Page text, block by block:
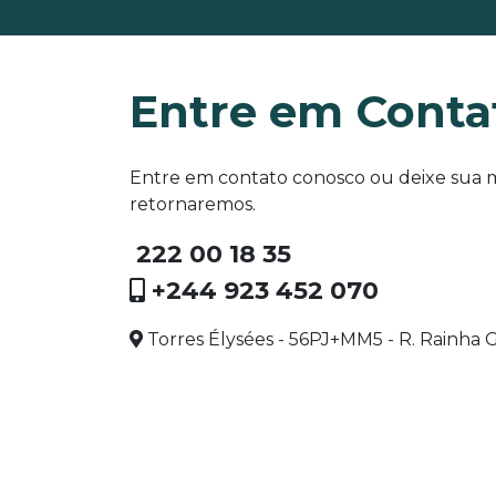
Entre em
Entre em contato conosco ou deixe sua
retornaremos.
222 00 18 35
+244 923 452 070
Torres Élysées - 56PJ+MM5 - R. Rainha